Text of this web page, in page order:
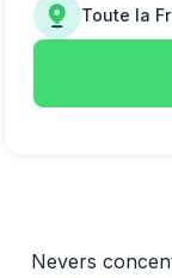
Nevers
Toute la